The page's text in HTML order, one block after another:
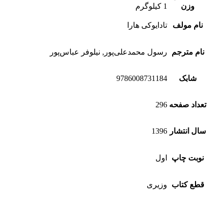
وزن
1 کیلوگرم
نام مولف تادایوکی هارا
نام مترجم رسول محمدعلی‌پور, نیلوفر عباس‌پور
شابک 9786008731184
تعداد صفحه 296
سال انتشار 1396
نوبت چاپ اول
قطع کتاب وزیری